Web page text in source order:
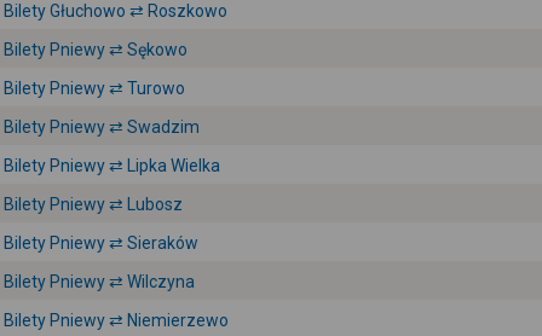
Bilety Głuchowo ⇄ Roszkowo
Bilety Pniewy ⇄ Sękowo
Bilety Pniewy ⇄ Turowo
Bilety Pniewy ⇄ Swadzim
Bilety Pniewy ⇄ Lipka Wielka
Bilety Pniewy ⇄ Lubosz
Bilety Pniewy ⇄ Sieraków
Bilety Pniewy ⇄ Wilczyna
Bilety Pniewy ⇄ Niemierzewo